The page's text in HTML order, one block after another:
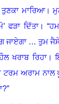
ਮਾਰਿਆ।
ਫੜਾ ਦਿੱਤਾ। “
ਜਾਏਗਾ … ਤੁਮ
ਖਰਾਬ ਰਿਹਾ।
ਟਰਮ ਅਰਾਮ
?”